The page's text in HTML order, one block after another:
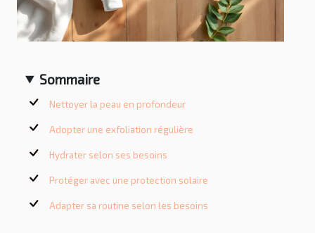
Sommaire
Nettoyer la peau en profondeur
Adopter une exfoliation régulière
Hydrater selon ses besoins
Protéger avec une protection solaire
Adapter sa routine selon les besoins